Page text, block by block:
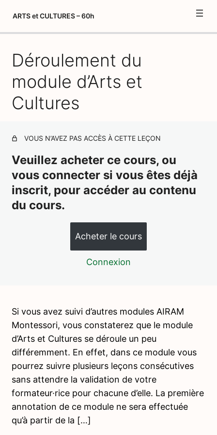
ARTS et CULTURES – 60h
Précisions sur les délais de formation et tutoriels – Arts et
Cultures
Créer votre album de formation "Arts et Cultures" vierge
Nos partenaires : matériel pédagogique
AC01 – Introduction à l'histoire et au temps qui passe
AC02 – Le temps qui passe – Premières notions :
AC03 – Le temps qui passe – Premières notions : Passé-
Présent-Futur
bande des âges et l'âge en quantité
temps : Chaîne de la journée
AC08 – Le temps qui passe – Outils pour mesurer le
temps : La poutre du temps et les saisons
AC09 – Histoire – L'architecture : L'arche romane
AC10 – Géographie – Première approche des 3 éléments
AC11 – Géographie – Les globes : Lisse et rugueux
AC12 – Géographie – Les globes : Le globe coloré
Déroulement du
module d’Arts et
Cultures
VOUS N’AVEZ PAS ACCÈS À CETTE LEÇON
Veuillez acheter ce cours, ou
vous connecter si vous êtes déjà
inscrit, pour accéder au contenu
du cours.
Acheter le cours
Connexion
Si vous avez suivi d’autres modules AIRAM
Montessori, vous constaterez que le module
d’Arts et Cultures se déroule un peu
différemment. En effet, dans ce module vous
pourrez suivre plusieurs leçons consécutives
sans attendre la validation de votre
formateur·rice pour chacune d’elle. La première
annotation de ce module ne sera effectuée
qu’à partir de la […]